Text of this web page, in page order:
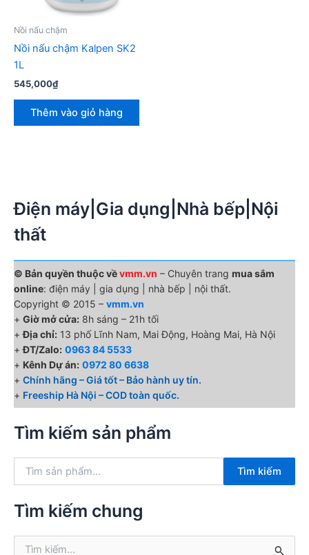
Nồi nấu chậm
Nồi nấu chậm Kalpen SK2
1L
545,000₫
Thêm vào giỏ hàng
Điện máy|Gia dụng|Nhà bếp|Nội
thất
© Bản quyền thuộc vềvmm.vn – Chuyên trang mua sắm
online: điện máy | gia dụng | nhà bếp | nội thất.
Copyright © 2015 – vmm.vn
+ Giờ mở cửa: 8h sáng – 21h tối
+Địa chỉ: 13 phố Lĩnh Nam, Mai Động, Hoàng Mai, Hà Nội
+ĐT/Zalo: 0963 84 5533
+ Kênh Dự án: 0972 80 6638
+ Chính hãng – Giá tốt – Bảo hành uy tín.
+ Freeship Hà Nội – COD toàn quốc.
Tìm kiếm sản phẩm
k
Tìm kiếm
Tìm kiếm chung